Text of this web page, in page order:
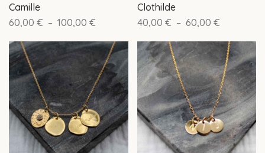
Camille
60,00 € – 100,00 €
Clothilde
40,00 € – 60,00 €